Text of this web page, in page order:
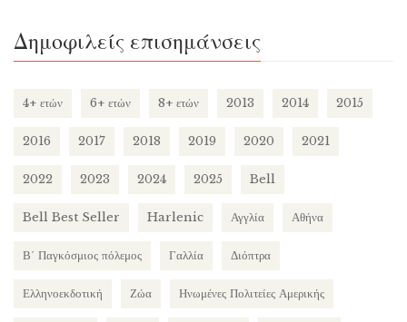
Δημοφιλείς επισημάνσεις
4+ ετών 6+ ετών 8+ ετών 2013 2014 2015
2016 2017 2018 2019 2020 2021
2022 2023 2024 2025 Bell
Bell Best Seller Harlenic Αγγλία Αθήνα
Β΄ Παγκόσμιος πόλεμος Γαλλία Διόπτρα
Ελληνοεκδοτική Ζώα Ηνωμένες Πολιτείες Αμερικής